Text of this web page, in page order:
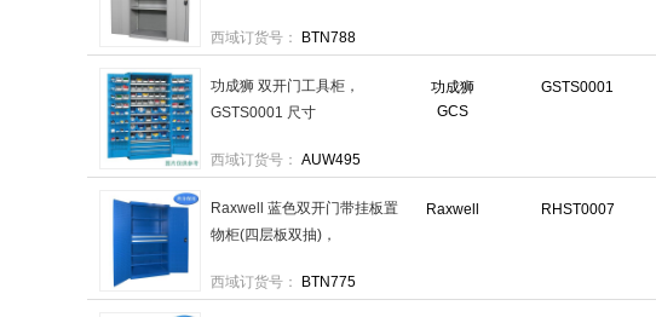
mm):1000×500×1800 售卖规
西域订货号： BTN788
功成狮
GCS
GSTS0001
功成狮 双开门工具柜，
GSTS0001 尺寸
规格：1个
西域订货号： AUW495
Raxwell RHST0007
Raxwell 蓝色双开门带挂板置
物柜(四层板双抽)，
mm):1000×600×1800 售卖规
西域订货号： BTN775